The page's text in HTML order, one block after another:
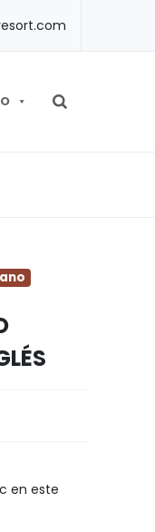
en este